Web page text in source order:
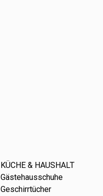
KÜCHE & HAUSHALT
Gästehausschuhe
Geschirrtücher